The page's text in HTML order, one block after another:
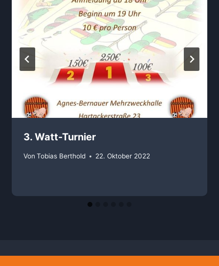
3. Watt-Turnier
Von Tobias Berthold 22. Oktober 2022